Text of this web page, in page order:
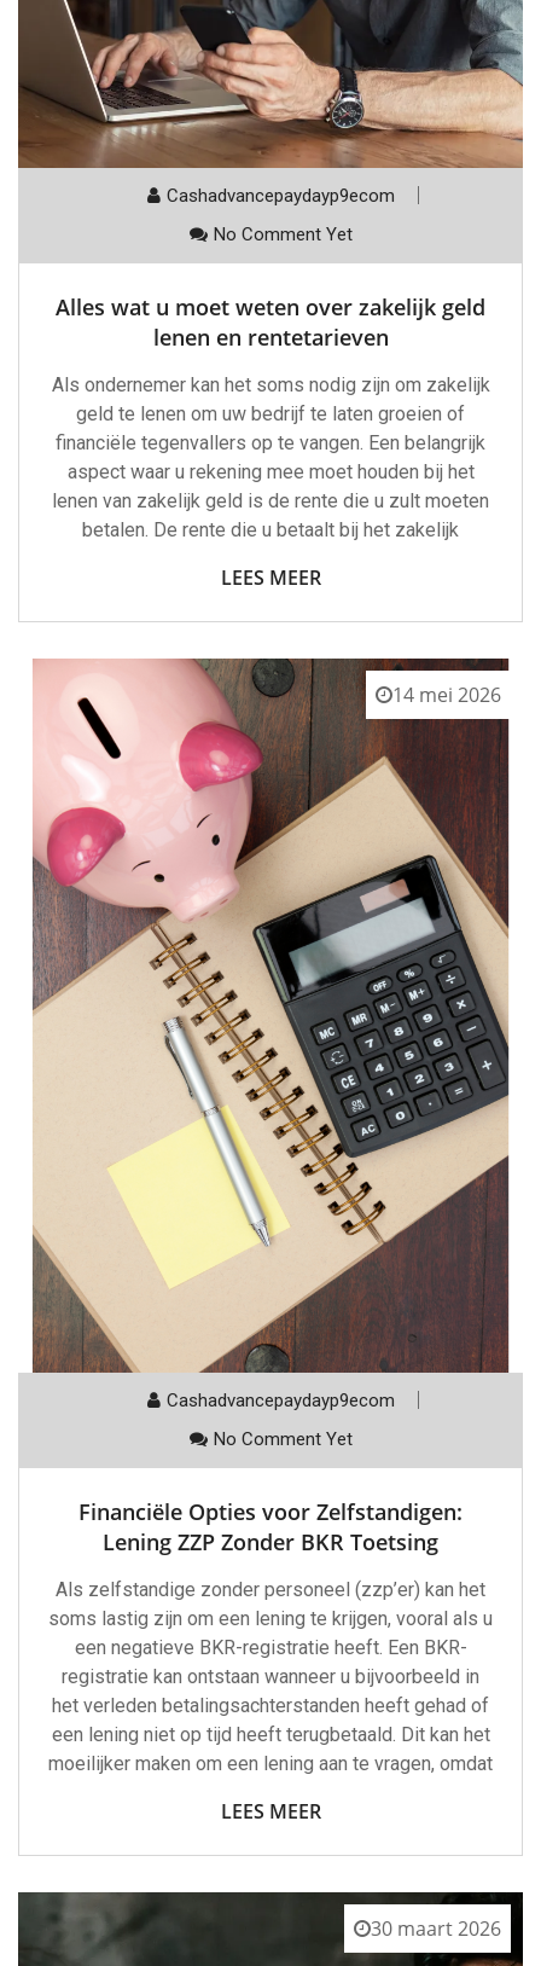
Cashadvancepaydayp9ecom
No Comment Yet
Alles wat u moet weten over zakelijk geld
lenen en rentetarieven
Als ondernemer kan het soms nodig zijn om zakelijk
geld te lenen om uw bedrijf te laten groeien of
financiële tegenvallers op te vangen. Een belangrijk
aspect waar u rekening mee moet houden bij het
lenen van zakelijk geld is de rente die u zult moeten
betalen. De rente die u betaalt bij het zakelijk
LEES MEER
14 mei 2026
Cashadvancepaydayp9ecom
No Comment Yet
Financiële Opties voor Zelfstandigen:
Lening ZZP Zonder BKR Toetsing
Als zelfstandige zonder personeel (zzp’er) kan het
soms lastig zijn om een lening te krijgen, vooral als u
een negatieve BKR-registratie heeft. Een BKR-
registratie kan ontstaan wanneer u bijvoorbeeld in
het verleden betalingsachterstanden heeft gehad of
een lening niet op tijd heeft terugbetaald. Dit kan het
moeilijker maken om een lening aan te vragen, omdat
LEES MEER
30 maart 2026